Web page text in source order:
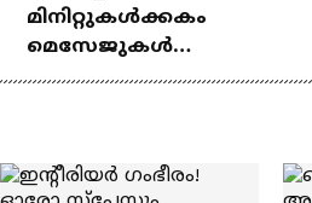
മിനിറ്റുകൾക്കകം
മെസേജുകള്‍
അപ്രത്യക്ഷമാകും |